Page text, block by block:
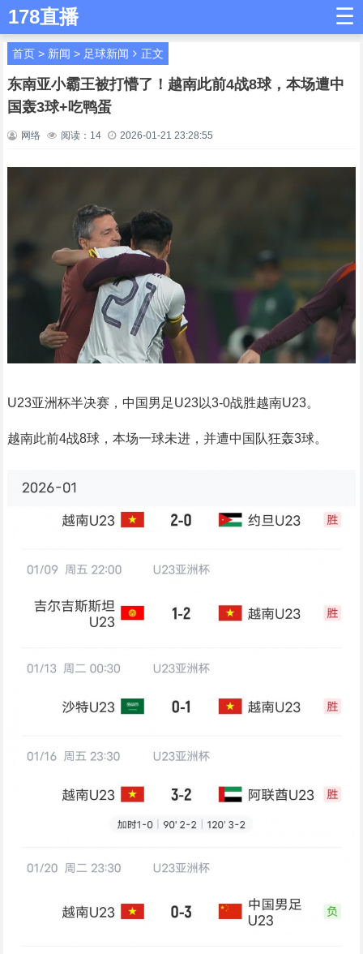
178直播 ☰
首页> 新闻 > 足球新闻 正文
东南亚小霸王被打懵了！越南此前4战8球，本场遭中
国轰3球+吃鸭蛋
网络 阅读： 14 2026-01-21 23:28:55
U23亚洲杯半决赛，中国男足U23以3-0战胜越南U23。
越南此前4战8球，本场一球未进，并遭中国队狂轰3球。